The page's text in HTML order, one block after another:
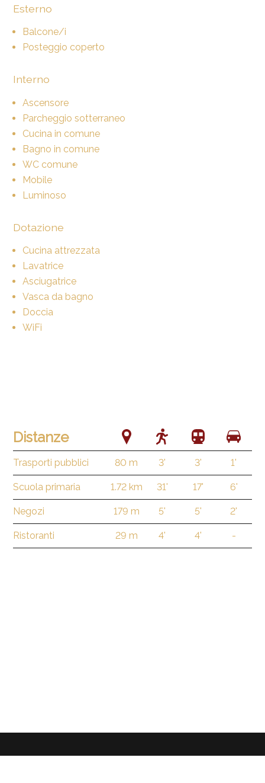
Esterno
Balcone/i
Posteggio coperto
Interno
Ascensore
Parcheggio sotterraneo
Cucina in comune
Bagno in comune
WC comune
Mobile
Luminoso
Dotazione
Cucina attrezzata
Lavatrice
Asciugatrice
Vasca da bagno
Doccia
WiFi
Distanze
Trasporti pubblici 80 m 3' 3' 1'
Scuola primaria 1.72 km 31' 17' 6'
Negozi 179 m 5' 5' 2'
Ristoranti 29 m 4' 4' -